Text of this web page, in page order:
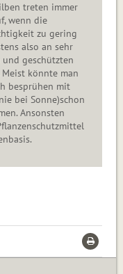
treten immer
wenn die
zu gering
also an sehr
und geschützten
Meist könnte man
besprühen mit
bei Sonne)schon
Ansonsten